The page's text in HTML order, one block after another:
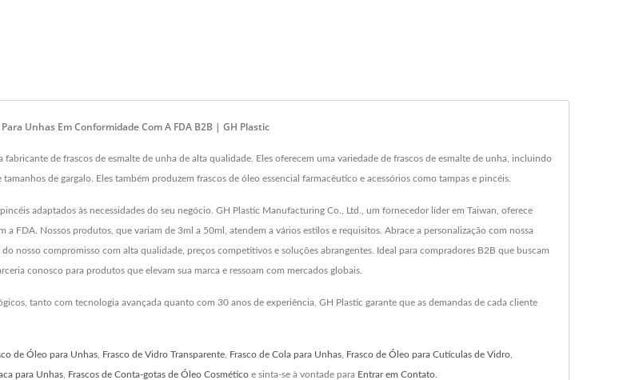
Unhas Em Conformidade Com A FDA B2B | GH Plastic
de frascos de esmalte de unha de alta qualidade. Eles oferecem uma variedade de frascos de esmalte de unha, incluindo
de gargalo. Eles também produzem frascos de óleo essencial farmacêutico e acessórios como tampas e pincéis.
adaptados às necessidades do seu negócio. GH Plastic Manufacturing Co., Ltd., um fornecedor líder em Taiwan, oferece
FDA. Nossos produtos, que variam de 3ml a 50ml, atendem a vários estilos e requisitos. Abrace a personalização com nossa
nosso compromisso com alta qualidade, preços competitivos e soluções abrangentes. Ideal para compradores B2B que buscam
conosco para produtos que elevam sua marca e ressoam com mercados globais.
tanto com tecnologia avançada quanto com 30 anos de experiência, GH Plastic garante que as demandas de cada cliente
de Óleo para Unhas Frasco de Vidro Transparente Frasco de Cola para Unhas Frasco de Óleo para Cutículas de Vidro
para Unhas Frascos de Conta-gotas de Óleo Cosmético e sinta-se à vontade para Entrar em Contato